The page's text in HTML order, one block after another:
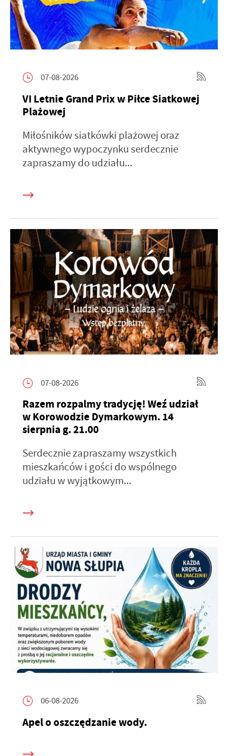
07-08-2026
VI Letnie Grand Prix w Piłce Siatkowej
Plażowej
Miłośników siatkówki plażowej oraz
aktywnego wypoczynku serdecznie
zapraszamy do udziału...
07-08-2026
Razem rozpalmy tradycję! Weź udział
w Korowodzie Dymarkowym. 14
sierpnia g. 21.00
Serdecznie zapraszamy wszystkich
mieszkańców i gości do wspólnego
udziału w wyjątkowym...
06-08-2026
Apel o oszczędzanie wody.